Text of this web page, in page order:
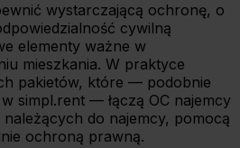
wystarczającą ochronę, o
cywilną
elementy ważne w
mieszkania. W praktyce
pakietów, które — podobnie
simpl.rent — łączą OC najemcy
do najemcy, pomocą
ochroną prawną.